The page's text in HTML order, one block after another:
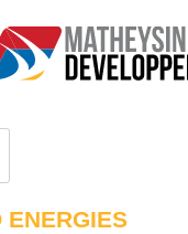
ENERGIES